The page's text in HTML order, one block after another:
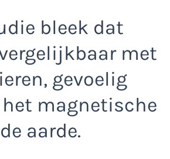
bleek dat
met
gevoelig
magnetische
aarde.